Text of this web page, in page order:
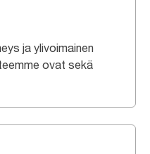
ja ylivoimainen
ovat sekä